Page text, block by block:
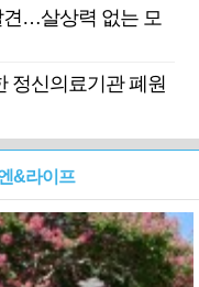
견…살상력 없는 모
정신의료기관 폐원
&라이프